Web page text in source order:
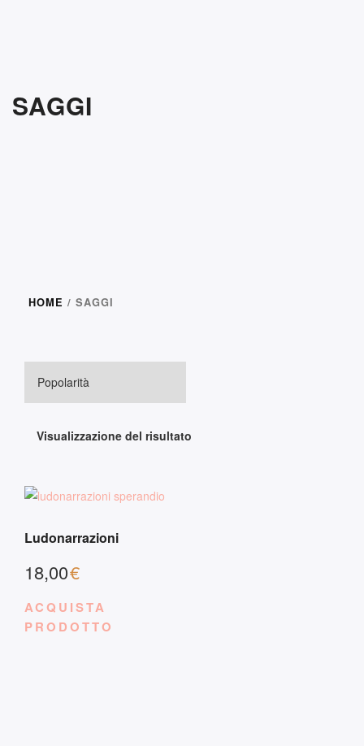
SAGGI
HOME / SAGGI
Visualizzazione del risultato
Ludonarrazioni
18,00€
ACQUISTA
PRODOTTO